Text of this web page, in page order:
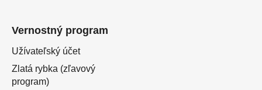
Vernostný program
Užívateľský účet
Zlatá rybka (zľavový
program)